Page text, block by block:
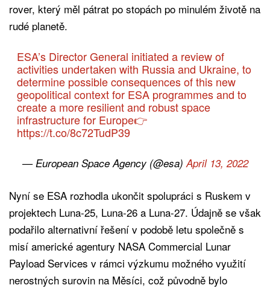
rover, který měl pátrat po stopách po minulém životě na
rudé planetě.
ESA’s Director General initiated a review of
activities undertaken with Russia and Ukraine, to
determine possible consequences of this new
geopolitical context for ESA programmes and to
create a more resilient and robust space
infrastructure for Europe👉
https://t.co/8c72TudP39
— European Space Agency (@esa) April 13, 2022
Nyní se ESA rozhodla ukončit spolupráci s Ruskem v
projektech Luna-25, Luna-26 a Luna-27. Údajně se však
podařilo alternativní řešení v podobě letu společně s
misí americké agentury NASA Commercial Lunar
Payload Services v rámci výzkumu možného využití
nerostných surovin na Měsíci, což původně bylo